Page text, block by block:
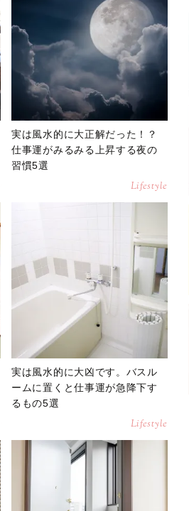
実は風水的に大正解だった！？
仕事運がみるみる上昇する夜の
習慣5選
Lifestyle
実は風水的に大凶です。バスル
ームに置くと仕事運が急降下す
るもの5選
Lifestyle